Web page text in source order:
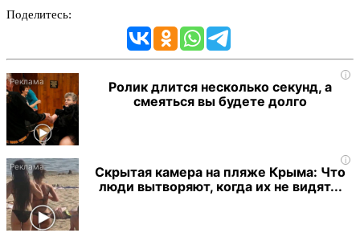
Поделитесь:
i
Ролик длится несколько секунд, а
смеяться вы будете долго
i
Скрытая камера на пляже Крыма: Что
люди вытворяют, когда их не видят...